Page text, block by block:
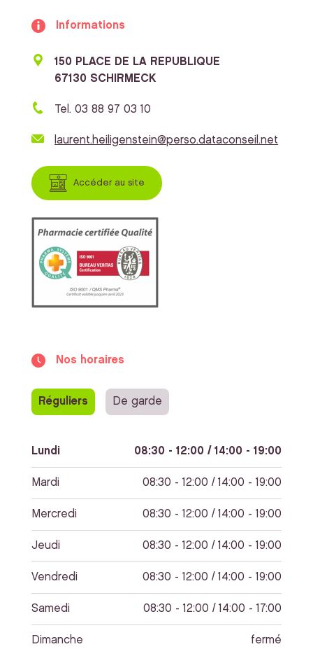
Informations
150 PLACE DE LA REPUBLIQUE
67130 SCHIRMECK
Tel. 03 88 97 03 10
laurent.heiligenstein@perso.dataconseil.net
Accéder au site
Nos horaires
Réguliers De garde
Lundi 08:30 - 12:00 / 14:00 - 19:00
Mardi 08:30 - 12:00 / 14:00 - 19:00
Mercredi 08:30 - 12:00 / 14:00 - 19:00
Jeudi 08:30 - 12:00 / 14:00 - 19:00
Vendredi 08:30 - 12:00 / 14:00 - 19:00
Samedi 08:30 - 12:00 / 14:00 - 17:00
Dimanche fermé